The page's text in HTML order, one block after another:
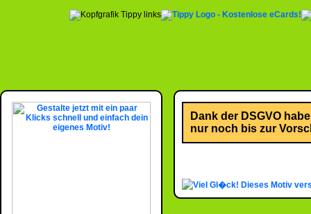
Dank der DSGVO
nur noch bis zur
Dieses Motiv